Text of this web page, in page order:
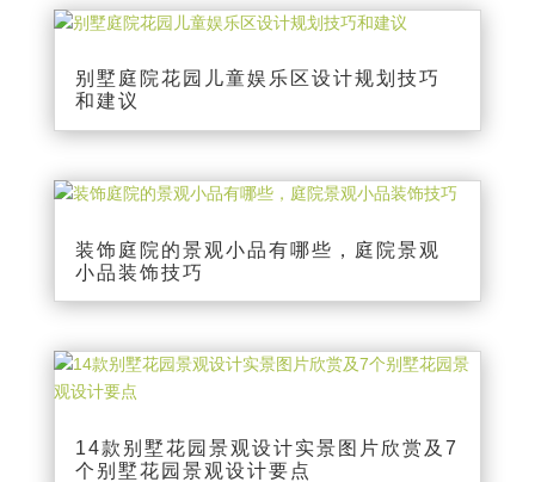
别墅庭院花园儿童娱乐区设计规划技巧
和建议
装饰庭院的景观小品有哪些，庭院景观
小品装饰技巧
14款别墅花园景观设计实景图片欣赏及7
个别墅花园景观设计要点